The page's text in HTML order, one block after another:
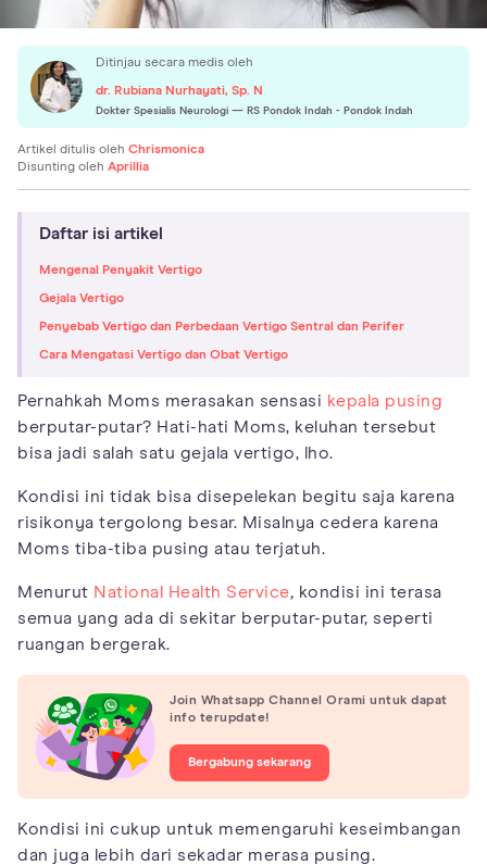
Ditinjau secara medis oleh
dr. Rubiana Nurhayati, Sp. N
Dokter Spesialis Neurologi — RS Pondok Indah - Pondok Indah
Artikel ditulis oleh Chrismonica
Disunting oleh Aprillia
Daftar isi artikel
Mengenal Penyakit Vertigo
Gejala Vertigo
Penyebab Vertigo dan Perbedaan Vertigo Sentral dan Perifer
Cara Mengatasi Vertigo dan Obat Vertigo
Pernahkah Moms merasakan sensasi kepala pusing
berputar-putar? Hati-hati Moms, keluhan tersebut
bisa jadi salah satu gejala vertigo, lho.
Kondisi ini tidak bisa disepelekan begitu saja karena
risikonya tergolong besar. Misalnya cedera karena
Moms tiba-tiba pusing atau terjatuh.
Menurut National Health Service, kondisi ini terasa
semua yang ada di sekitar berputar-putar, seperti
ruangan bergerak.
Join Whatsapp Channel Orami untuk dapat
info terupdate!
Bergabung sekarang
Kondisi ini cukup untuk memengaruhi keseimbangan
dan juga lebih dari sekadar merasa pusing.